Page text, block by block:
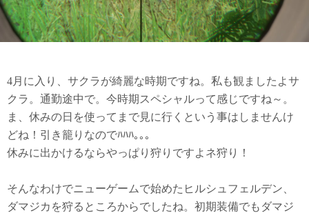
4月に入り、サクラが綺麗な時期ですね。私も観ましたよサ
クラ。通勤途中で。今時期スペシャルって感じですね～。
ま、休みの日を使ってまで見に行くという事はしませんけ
どね！引き籠りなのでﾊﾊﾊ｡｡｡
休みに出かけるならやっぱり狩りですよネ狩り！
そんなわけでニューゲームで始めたヒルシュフェルデン、
ダマジカを狩るところからでしたね。初期装備でもダマジ